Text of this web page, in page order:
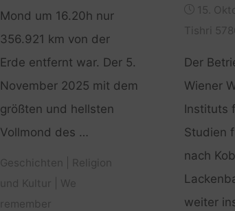
Mond um 16.20h nur
356.921 km von der
Erde entfernt war. Der 5.
November 2025 mit dem
größten und hellsten
Vollmond des …
Geschichten
Religion
und Kultur
We
remember
15.
Tishri
Der
Wiener
Instituts
Studien
nach
weiter